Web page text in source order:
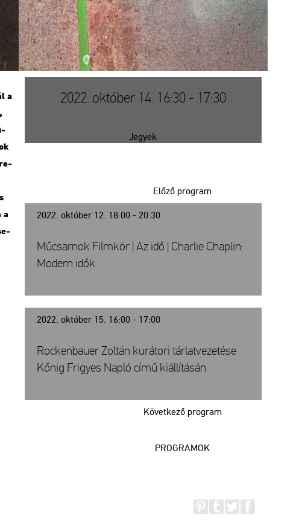
a
a
2022. október 14. 16:30 - 17:30
Jegyek
2022. október 12. 18:00 - 20:30
Előző program
Műcsarnok Filmkör | Az idő | Charlie Chaplin:
Modern idők
2022. október 15. 16:00 - 17:00
Következő program
Rockenbauer Zoltán kurátori tárlatvezetése
Kőnig Frigyes Napló című kiállításán
PROGRAMOK